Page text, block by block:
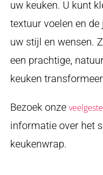
uw keuken. U kunt
textuur voelen en
uw stijl en wensen.
een prachtige,
keuken
Bezoek onze
informatie over het
keukenwrap.